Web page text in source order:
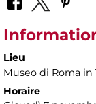
Lieu
Museo di Roma in
Horaire